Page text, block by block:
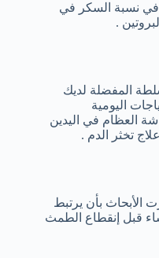
في نسبة السكر في
.
إلي السلطة المفضلة لديك
% من إحتياجات اليومية
العظام في اليدين
تخثر الدم .
الأبحاث بأن يرتبط
قبل إنقطاع الطمث